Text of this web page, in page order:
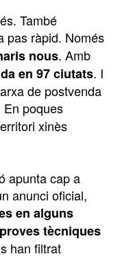
També
pas ràpid. Només
nous. Amb
en 97 ciutats. I
de postvenda
En poques
xinès
apunta cap a
anunci oficial,
en alguns
proves tècniques
han filtrat